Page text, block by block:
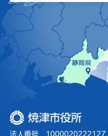
焼津市役所
法人番号 1000020222127